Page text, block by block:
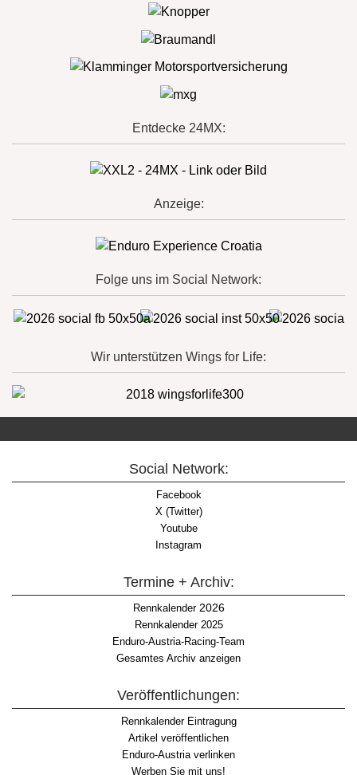
Entdecke 24MX:
Anzeige:
Folge uns im Social Network:
Wir unterstützen Wings for Life:
Social Network:
Facebook
X (Twitter)
Youtube
Instagram
Termine + Archiv:
Rennkalender2026
Rennkalender 2025
Enduro-Austria-Racing-Team
Gesamtes Archiv anzeigen
Veröffentlichungen:
Rennkalender Eintragung
Artikel veröffentlichen
Enduro-Austria verlinken
Werben Sie mit uns!